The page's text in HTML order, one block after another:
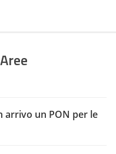
arrivo un PON per le